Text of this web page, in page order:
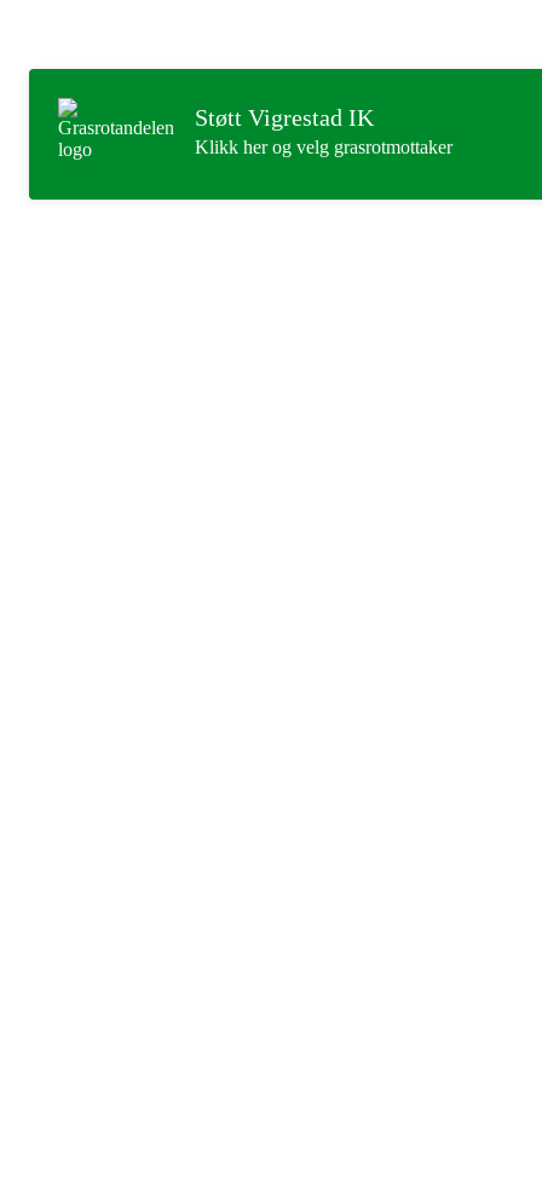
Støtt Vigrestad IK
Klikk her og velg grasrotmottaker